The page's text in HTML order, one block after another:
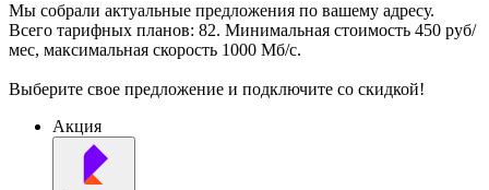
Мы собрали актуальные предложения по вашему адресу.
Всего тарифных планов: 82. Минимальная стоимость 450 руб/
мес, максимальная скорость 1000 Мб/с.
Выберите свое предложение и подключите со скидкой!
Акция